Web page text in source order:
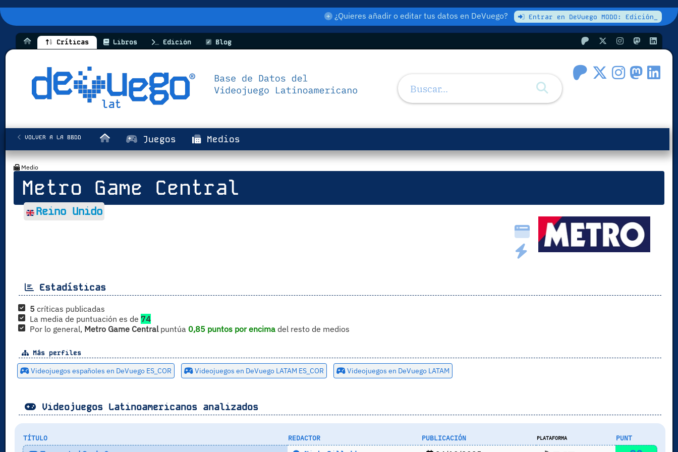
¿Quieres añadir o editar tus datos en DeVuego? Entrar en DeVuego MODO: Edición_
Críticas Libros Edición Blog
Juegos Medios
VOLVER A LA BBDD
Medio
Metro Game Central
Reino Unido
Estadísticas
5 críticas publicadas
La media de puntuación es de 74
Por lo general, Metro Game Centralpuntúa 0,85 puntos por encimadel resto de medios
Más perfiles
Videojuegos españoles en DeVuego ES_COR Videojuegos en DeVuego LATAM ES_COR Videojuegos en DeVuego LATAM
Videojuegos Latinoamericanos analizados
TÍTULO REDACTOR PUBLICACIÓN PLATAFORMA PUNT